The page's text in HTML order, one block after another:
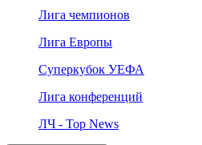
Лига чемпионов
Лига Европы
Суперкубок УЕФА
Лига конференций
ЛЧ - Top News